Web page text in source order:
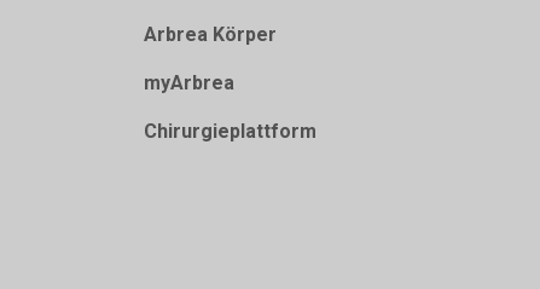
Arbrea Körper
myArbrea
Chirurgieplattform